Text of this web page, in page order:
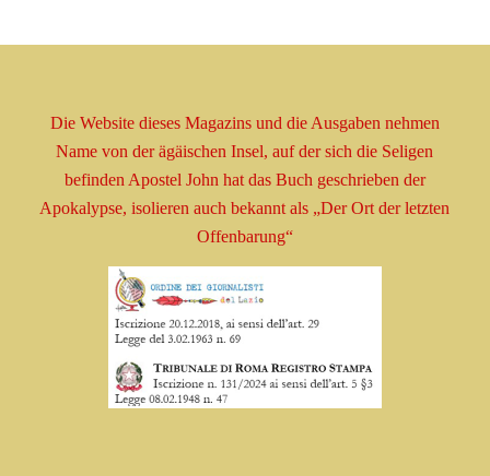
Die Website dieses Magazins und die Ausgaben nehmen
Namevon der ägäischen Insel, auf der sich die Seligen
befinden Apostel John hat das Buch geschrieben der
Apokalypse, isolierenauch bekannt als „Der Ort der letzten
Offenbarung“